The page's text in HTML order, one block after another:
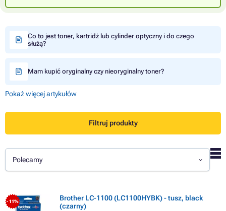
Co to jest toner, kartridż lub cylinder optyczny i do czego
służą?
Mam kupić oryginalny czy nieoryginalny toner?
Pokaż więcej artykułów
Filtruj produkty
Polecamy
- 11%
Brother LC-1100 (LC1100HYBK) - tusz, black
(czarny)